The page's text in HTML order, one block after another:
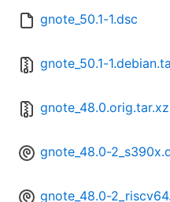
gnote_50.1-1.dsc
gnote_50.1-
gnote_48.0.orig.tar.xz
gnote_48.0-
gnote_48.0-